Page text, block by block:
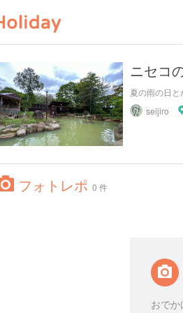
ニセコ
夏の雨の日
seijiro
フォトレポ 0 件
おで